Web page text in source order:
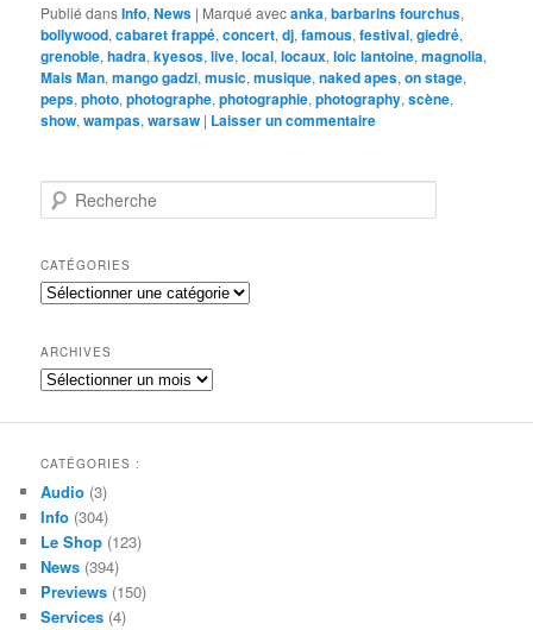
Publié dansInfo,News | Marqué avecanka,barbarins fourchus,
bollywood,cabaret frappé,concert,dj,famous,festival,giedré,
grenoble,hadra,kyesos,live,local,locaux,loic lantoine,magnolia,
Mais Man,mango gadzi,music,musique,naked apes,on stage,
peps,photo,photographe,photographie,photography,scène,
show,wampas,warsaw | Laisser un commentaire
e
h
e
r
h
e
CATÉGORIES
Catégories
ARCHIVES
Archives
CATÉGORIES :
Audio (3)
Info (304)
Le Shop (123)
News (394)
Previews (150)
Services (4)